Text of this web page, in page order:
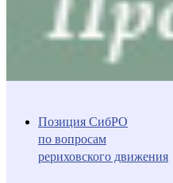
Позиция СибРО
по вопросам
рериховского движения